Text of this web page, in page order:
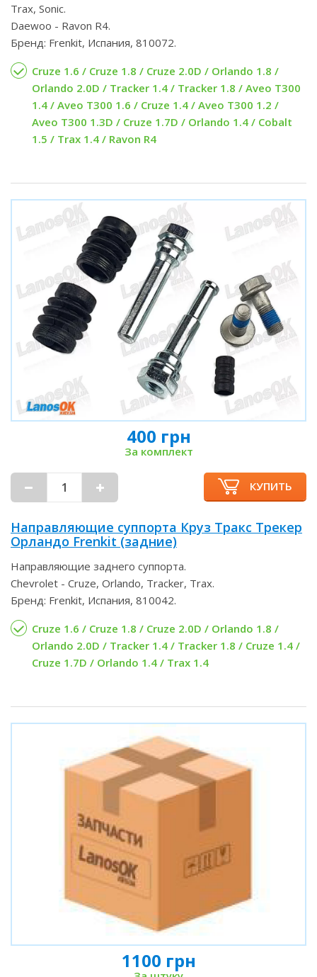
Trax, Sonic.
Daewoo - Ravon R4.
Бренд: Frenkit, Испания, 810072.
Cruze 1.6 / Cruze 1.8 / Cruze 2.0D / Orlando 1.8 /
Orlando 2.0D / Tracker 1.4 / Tracker 1.8 / Aveo T300
1.4 / Aveo T300 1.6 / Cruze 1.4 / Aveo T300 1.2 /
Aveo T300 1.3D / Cruze 1.7D / Orlando 1.4 / Cobalt
1.5 / Trax 1.4 / Ravon R4
400 грн
За комплект
КУПИТЬ
Направляющие суппорта Круз Тракс Трекер
Орландо Frenkit (задние)
Направляющие заднего суппорта.
Chevrolet - Cruze, Orlando, Tracker, Trax.
Бренд: Frenkit, Испания, 810042.
Cruze 1.6 / Cruze 1.8 / Cruze 2.0D / Orlando 1.8 /
Orlando 2.0D / Tracker 1.4 / Tracker 1.8 / Cruze 1.4 /
Cruze 1.7D / Orlando 1.4 / Trax 1.4
1100 грн